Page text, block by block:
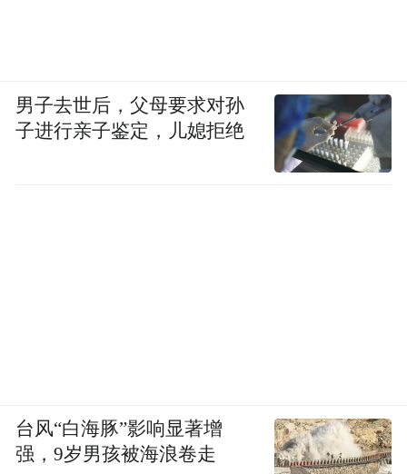
男子去世后，父母要求对孙
子进行亲子鉴定，儿媳拒绝
台风“白海豚”影响显著增
强，9岁男孩被海浪卷走